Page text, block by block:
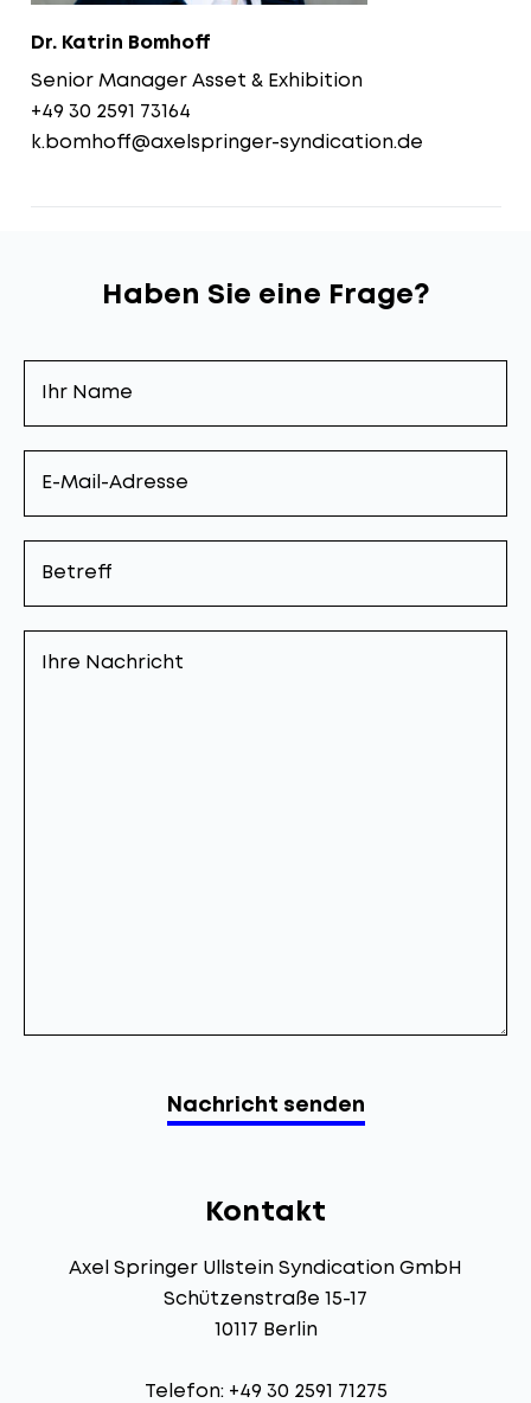
Dr. Katrin Bomhoff
Senior Manager Asset & Exhibition
+49 30 2591 73164
k.bomhoff@axelspringer-syndication.de
Haben Sie eine Frage?
Kontakt
Axel Springer Ullstein Syndication GmbH
Schützenstraße 15-17
10117 Berlin
Telefon: +49 30 2591 71275